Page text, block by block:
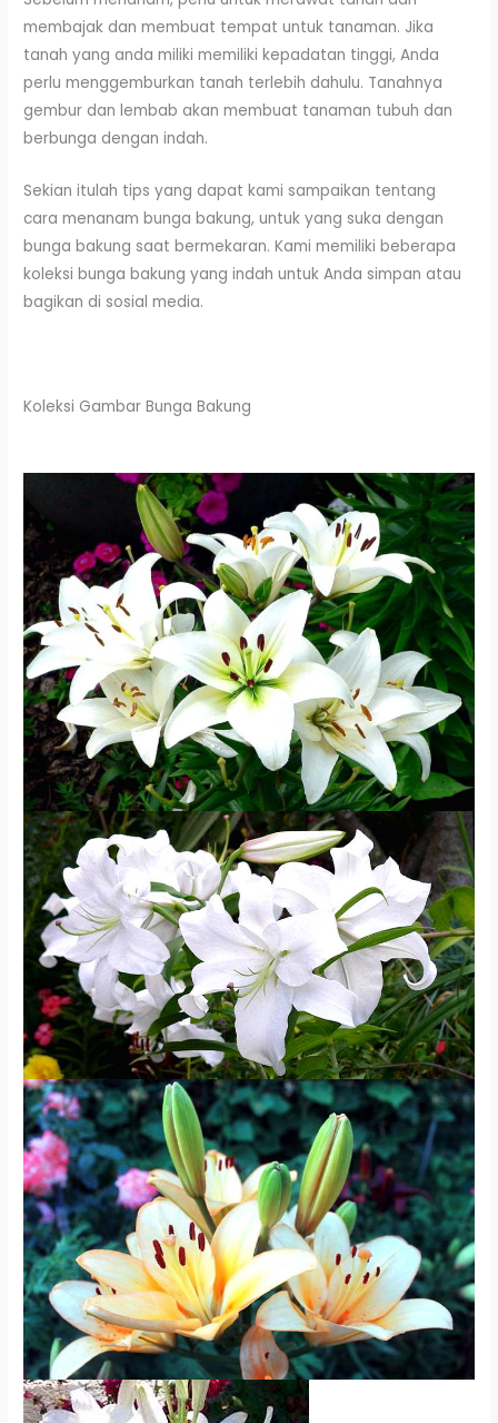
membajak dan membuat tempat untuk tanaman. Jika
tanah yang anda miliki memiliki kepadatan tinggi, Anda
perlu menggemburkan tanah terlebih dahulu. Tanahnya
gembur dan lembab akan membuat tanaman tubuh dan
berbunga dengan indah.
Sekian itulah tips yang dapat kami sampaikan tentang
cara menanam bunga bakung, untuk yang suka dengan
bunga bakung saat bermekaran. Kami memiliki beberapa
koleksi bunga bakung yang indah untuk Anda simpan atau
bagikan di sosial media.
Koleksi Gambar Bunga Bakung